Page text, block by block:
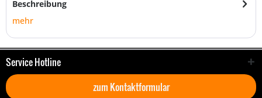
Beschreibung
mehr
Service Hotline
zum Kontaktformular